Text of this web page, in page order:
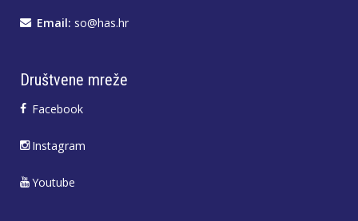
Email: so@has.hr
Društvene mreže
Facebook
Instagram
Youtube